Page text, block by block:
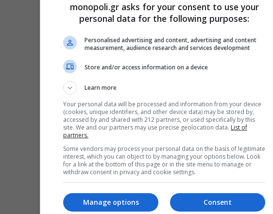
monopoli.gr asks for your consent to use your
personal data for the following purposes:
Personalised advertising and content, advertising and content
measurement, audience research and services development
Store and/or access information on a device
Learn more
Your personal data will be processed and information from your device
(cookies, unique identifiers, and other device data) may be stored by,
accessed by and shared with 212 partners, or used specifically by this
site. We and our partners may use precise geolocation data. List of
partners.
Some vendors may process your personal data on the basis of legitimate
interest, which you can object to by managing your options below. Look
for a link at the bottom of this page or in the site menu to manage or
withdraw consent in privacy and cookie settings.
Consent
Manage options